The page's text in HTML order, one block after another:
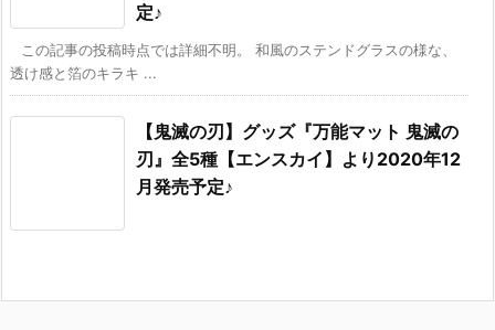
定♪
この記事の投稿時点では詳細不明。 和風のステンドグラスの様な、
透け感と箔のキラキ ...
【鬼滅の刃】グッズ『万能マット 鬼滅の
刃』全5種【エンスカイ】より2020年12
月発売予定♪